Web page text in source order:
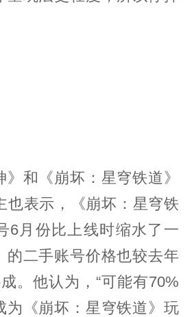
和《崩坏：星穹铁道》
也表示，《崩坏：星穹铁
6月份比上线时缩水了一
的二手账号价格也较去年
。他认为，“可能有70%
为《崩坏：星穹铁道》玩